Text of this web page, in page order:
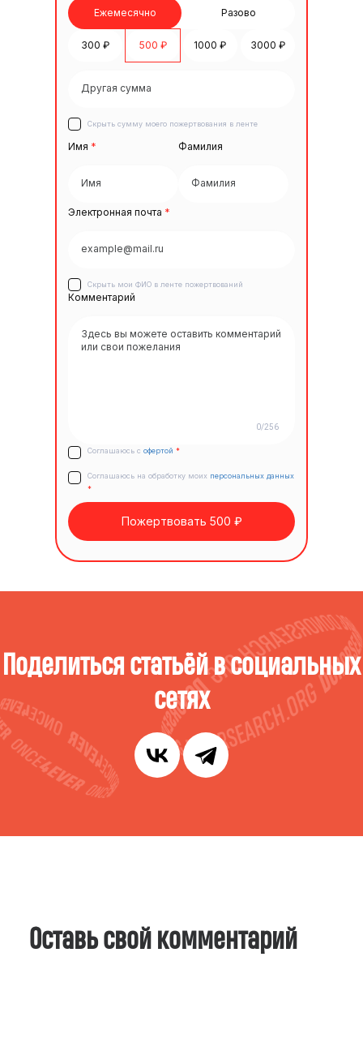
Ежемесячно Разово
300 ₽ 500 ₽ 1000 ₽ 3000 ₽
Скрыть сумму моего пожертвования в ленте
Имя * Фамилия
Электронная почта *
Скрыть мои ФИО в ленте пожертвований
Комментарий
0/256
Соглашаюсь с офертой *
Соглашаюсь на обработку моих персональных данных
*
Пожертвовать 500 ₽
Поделиться статьёй в социальных
сетях
Оставь свой комментарий